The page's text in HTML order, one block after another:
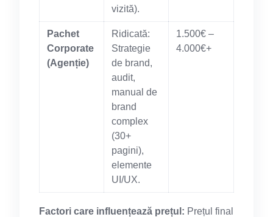
vizită).
Pachet
Corporate
(Agenție)
Ridicată:
Strategie
de brand,
audit,
manual de
brand
complex
(30+
pagini),
elemente
UI/UX.
1.500€ –
4.000€+
Factori care influențează prețul: Prețul final